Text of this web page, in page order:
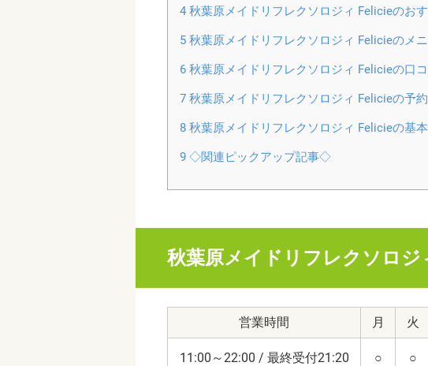
4秋葉原メイドリフレクソロジィ Felicieのお
5秋葉原メイドリフレクソロジィ Felicieのメ
6秋葉原メイドリフレクソロジィ Felicieの口コ
7秋葉原メイドリフレクソロジィ Felicieの予
8秋葉原メイドリフレクソロジィ Felicieの基
9◇関連ピックアップ記事◇
秋葉原メイドリフレクソロジ
営業時間 月 火
11:00～22:00 / 最終受付21:20 ○ ○